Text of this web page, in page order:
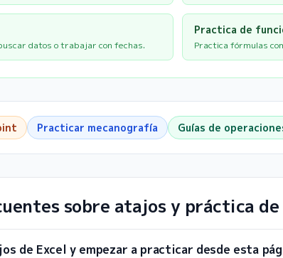
datos o trabajar con fechas.
Practica de
Practica fórmulas
Practicar mecanografía Guías de
sobre atajos y práctica de
de Excel y empezar a practicar desde esta